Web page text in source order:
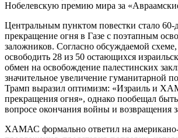
Нобелевскую премию мира за
Центральным пунктом повестки стало 60-
прекращение огня в Газе с поэтапным
заложников. Согласно обсуждаемой
освободить 28 из 50 остающихся
обмен на освобождение палестинских
значительное увеличение гуманитарной
Трамп выразил оптимизм: «Израиль и
прекращения огня», однако пообещал
вопросе окончания войны и возвращения
ХАМАС формально ответил на американо-